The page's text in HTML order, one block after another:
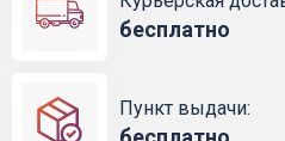
бесплатно
Пункт выдачи: